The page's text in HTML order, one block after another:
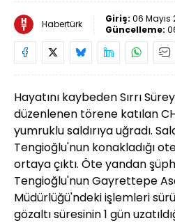
Habertürk Giriş: 06 Mayıs
Güncelleme:
Hayatını kaybeden Sırrı
düzenlenen törene katılan
yumruklu saldırıya uğradı.
Tengioğlu'nun konakladığı
ortaya çıktı. Öte yandan
Tengioğlu'nun Gayrettepe
Müdürlüğü'ndeki işlemleri
gözaltı süresinin 1 gün